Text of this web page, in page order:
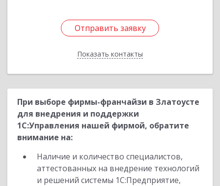
Отправить заявку
Показать контакты
Отправить заявку
Назад
При выборе фирмы-франчайзи в Златоусте
для внедрения и поддержки
1С:Управления нашей фирмой, обратите
внимание на:
Наличие и количество специалистов,
аттестованных на внедрение технологий
и решений системы 1С:Предприятие,